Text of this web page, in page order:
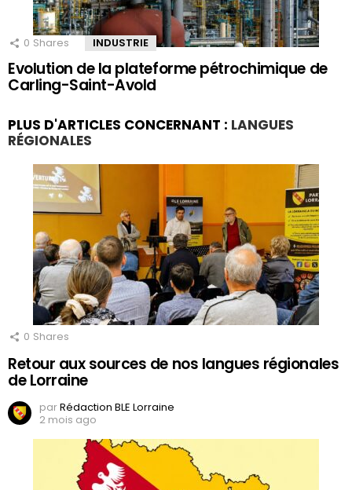
0 Shares INDUSTRIE
Evolution de la plateforme pétrochimique de
Carling-Saint-Avold
PLUS D'ARTICLES CONCERNANT : LANGUES
RÉGIONALES
0 Shares
Retour aux sources de nos langues régionales
de Lorraine
parRédaction BLE Lorraine
2 mois ago